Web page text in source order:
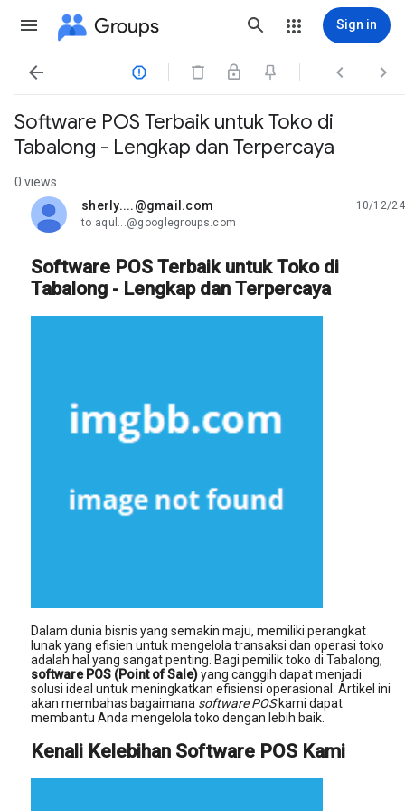
Groups Sign in
   
Software POS Terbaik untuk Toko di
Tabalong - Lengkap dan Terpercaya
0 views
sherly....@gmail.com
unread,
10/12/24
to aqul...@googlegroups.com
Software POS Terbaik untuk Toko di
Tabalong - Lengkap dan Terpercaya
Dalam dunia bisnis yang semakin maju, memiliki perangkat
lunak yang efisien untuk mengelola transaksi dan operasi toko
adalah hal yang sangat penting. Bagi pemilik toko di Tabalong,
software POS (Point of Sale)yang canggih dapat menjadi
solusi ideal untuk meningkatkan efisiensi operasional. Artikel ini
akan membahas bagaimana software POSkami dapat
membantu Anda mengelola toko dengan lebih baik.
Kenali Kelebihan Software POS Kami